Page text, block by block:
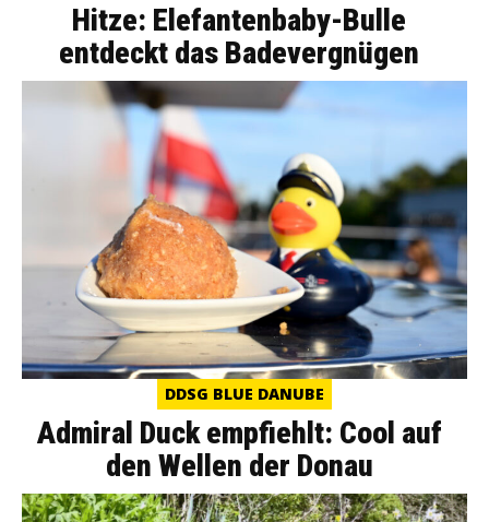
Hitze: Elefantenbaby-Bulle
entdeckt das Badevergnügen
DDSG BLUE DANUBE
Admiral Duck empfiehlt: Cool auf
den Wellen der Donau